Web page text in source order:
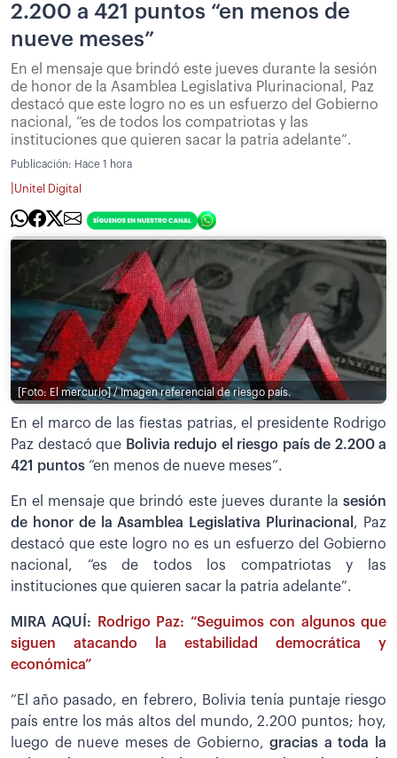
2.200 a 421 puntos “en menos de
nueve meses”
En el mensaje que brindó este jueves durante la sesión
de honor de la Asamblea Legislativa Plurinacional, Paz
destacó que este logro no es un esfuerzo del Gobierno
nacional, “es de todos los compatriotas y las
instituciones que quieren sacar la patria adelante”.
Publicación: Hace 1 hora
Unitel Digital
[Foto: El mercurio] / Imagen referencial de riesgo país.
En el marco de las fiestas patrias, el presidente Rodrigo
Paz destacó que Bolivia redujo el riesgo país de 2.200 a
421 puntos “en menos de nueve meses”.
En el mensaje que brindó este jueves durante la sesión
de honor de la Asamblea Legislativa Plurinacional , Paz
destacó que este logro no es un esfuerzo del Gobierno
nacional, “es de todos los compatriotas y las
instituciones que quieren sacar la patria adelante”.
MIRA AQUÍ:
Rodrigo Paz: “Seguimos con algunos que
siguen atacando la estabilidad democrática y
económica”
“El año pasado, en febrero, Bolivia tenía puntaje riesgo
país entre los más altos del mundo, 2.200 puntos; hoy,
luego de nueve meses de Gobierno, gracias a toda la